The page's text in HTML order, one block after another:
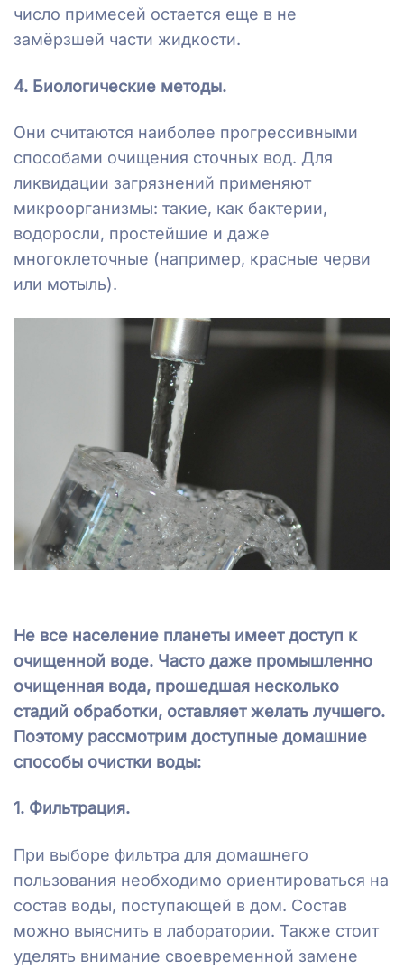
число примесей остается еще в не
замёрзшей части жидкости.
4. Биологические методы.
Они считаются наиболее прогрессивными
способами очищения сточных вод. Для
ликвидации загрязнений применяют
микроорганизмы: такие, как бактерии,
водоросли, простейшие и даже
многоклеточные (например, красные черви
или мотыль).
Не все население планеты имеет доступ к
очищенной воде. Часто даже промышленно
очищенная вода, прошедшая несколько
стадий обработки, оставляет желать лучшего.
Поэтому рассмотрим доступные домашние
способы очистки воды:
1. Фильтрация.
При выборе фильтра для домашнего
пользования необходимо ориентироваться на
состав воды, поступающей в дом. Состав
можно выяснить в лаборатории. Также стоит
уделять внимание своевременной замене